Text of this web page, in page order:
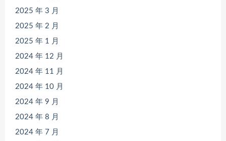
2025 年 3 月
2025 年 2 月
2025 年 1 月
2024 年 12 月
2024 年 11 月
2024 年 10 月
2024 年 9 月
2024 年 8 月
2024 年 7 月